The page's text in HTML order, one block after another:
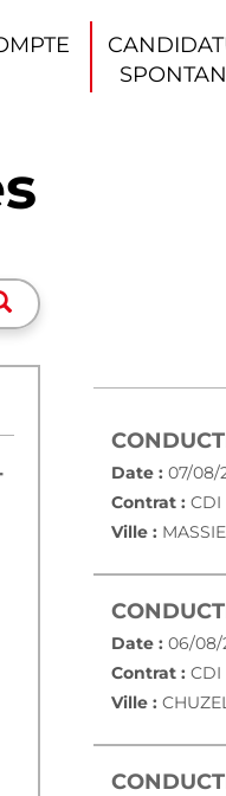
Rechercher
Date : 07/08/
Contrat : CDI
Ville :
Date : 06/08/
Contrat : CDI
Ville :